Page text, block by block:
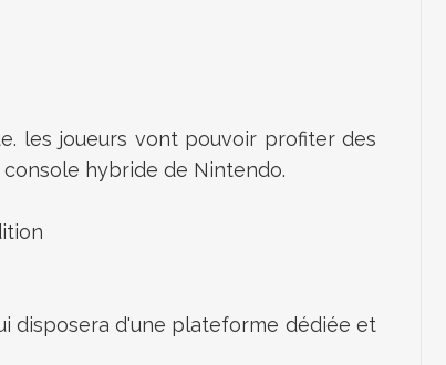
les joueurs vont pouvoir profiter des
hybride de Nintendo.
disposera d'une plateforme dédiée et